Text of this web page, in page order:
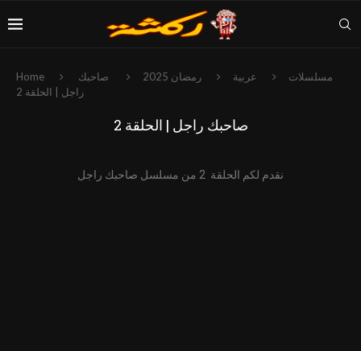
Home مسلسلات عربية رمضان 2025
صاحبك
راجل | الحلقة 2
صاحبك راجل | الحلقة 2
نقدم لكم الحلقة 2 من مسلسل صاحبك راجل